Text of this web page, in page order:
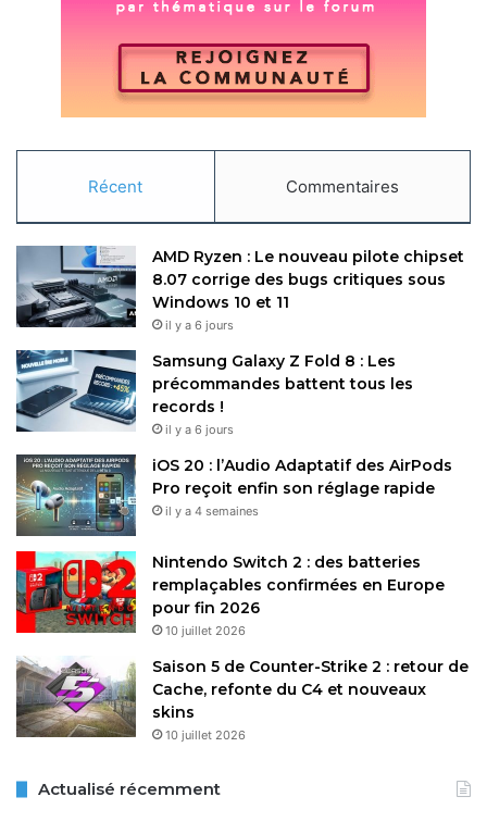
Suivez-nous pour les dernières mises à jour et guides.
Apple Pay PayPal
Copy URL
Récent Commentaires
AMD Ryzen : Le nouveau pilote chipset
8.07 corrige des bugs critiques sous
Windows 10 et 11
il y a 6 jours
Samsung Galaxy Z Fold 8 : Les
précommandes battent tous les
records !
il y a 6 jours
iOS 20 : l’Audio Adaptatif des AirPods
Pro reçoit enfin son réglage rapide
il y a 4 semaines
Nintendo Switch 2 : des batteries
remplaçables confirmées en Europe
pour fin 2026
10 juillet 2026
Saison 5 de Counter-Strike 2 : retour de
Cache, refonte du C4 et nouveaux
skins
10 juillet 2026
Actualisé récemment